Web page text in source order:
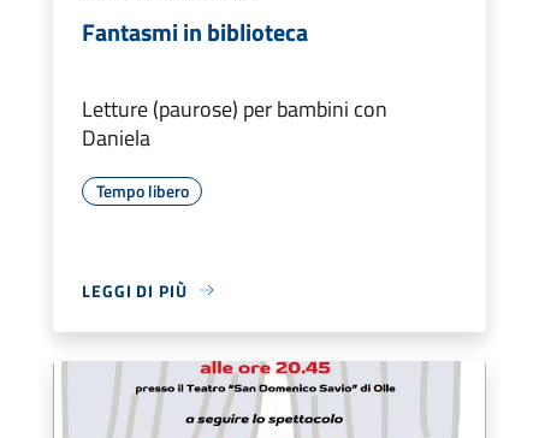
Fantasmi in biblioteca
Letture (paurose) per bambini con
Daniela
Tempo libero
LEGGI DI PIÙ